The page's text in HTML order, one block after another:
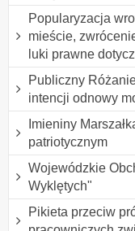
Popularyzacja
mieście,
luki prawne
Publiczny
intencji odnowy
Imieniny
patriotycznym
Wojewódzkie
Wyklętych"
Pikieta przeciw